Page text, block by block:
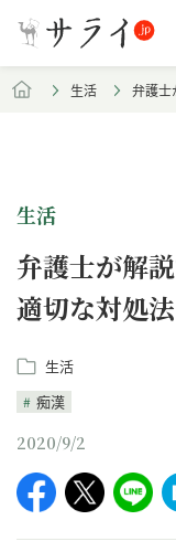
生活 弁護士
生活
弁護士が解
適切な対処法
生活
痴漢
2020/9/2